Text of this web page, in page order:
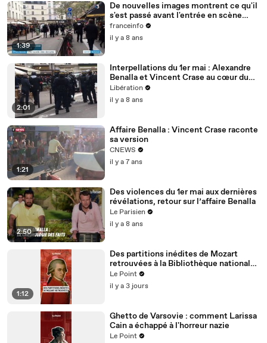
1:39
De nouvelles images montrent ce qu'il
s'est passé avant l'entrée en scène
d'Alexandre Benalla le 1er mai
franceinfo
il y a 8 ans
2:01
Interpellations du 1er mai : Alexandre
Benalla et Vincent Crase au cœur du
dispositif policier
Libération
il y a 8 ans
1:21
Affaire Benalla : Vincent Crase raconte
sa version
CNEWS
il y a 7 ans
2:50
Des violences du 1er mai aux dernières
révélations, retour sur l’affaire Benalla
Le Parisien
il y a 8 ans
1:12
Des partitions inédites de Mozart
retrouvées à la Bibliothèque nationale
de France
Le Point
il y a 3 jours
Ghetto de Varsovie : comment Larissa
Cain a échappé à l'horreur nazie
Le Point